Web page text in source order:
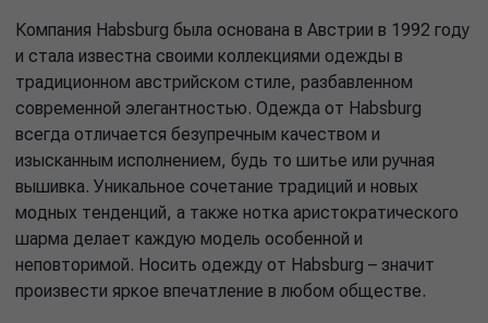
Компания Habsburg была основана в Австрии в 1992 году
и стала известна своими коллекциями одежды в
традиционном австрийском стиле, разбавленном
современной элегантностью. Одежда от Habsburg
всегда отличается безупречным качеством и
изысканным исполнением, будь то шитье или ручная
вышивка. Уникальное сочетание традиций и новых
модных тенденций, а также нотка аристократического
шарма делает каждую модель особенной и
неповторимой. Носить одежду от Habsburg – значит
произвести яркое впечатление в любом обществе.